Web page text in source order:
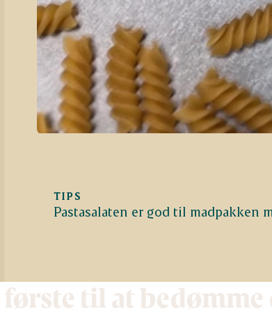
TIPS
Pastasalaten er god til madpakken
til at